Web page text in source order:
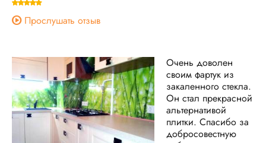
Прослушать отзыв
Очень доволен
своим фартук из
закаленного стекла.
Он стал прекрасной
альтернативой
плитки. Спасибо за
добросовестную